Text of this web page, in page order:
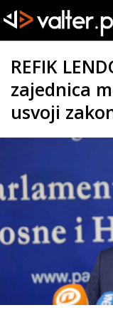
REFIK
zajednica
usvoji